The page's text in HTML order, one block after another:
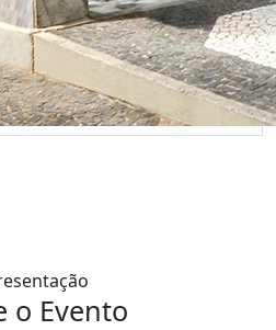
o Evento